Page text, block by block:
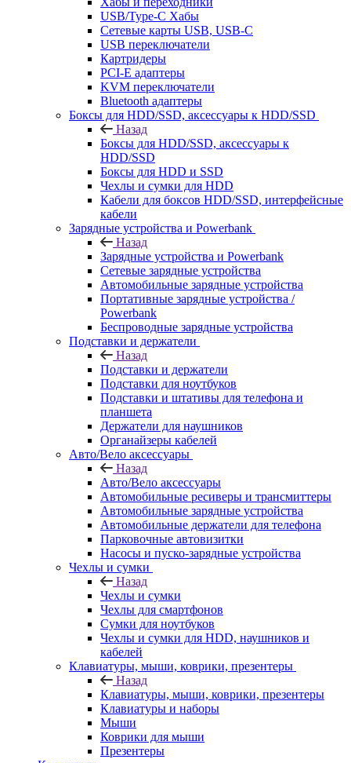
USB/Type-C Хабы
Сетевые карты USB, USB-C
USB переключатели
Картридеры
PCI-E адаптеры
KVM переключатели
Bluetooth адаптеры
Боксы для HDD/SSD, аксессуары к HDD/SSD
Назад
Боксы для HDD/SSD, аксессуары к
HDD/SSD
Боксы для HDD и SSD
Чехлы и сумки для HDD
Кабели для боксов HDD/SSD, интерфейсные
кабели
Зарядные устройства и Powerbank
Назад
Зарядные устройства и Powerbank
Сетевые зарядные устройства
Автомобильные зарядные устройства
Портативные зарядные устройства /
Powerbank
Беспроводные зарядные устройства
Подставки и держатели
Назад
Подставки и держатели
Подставки для ноутбуков
Подставки и штативы для телефона и
планшета
Держатели для наушников
Органайзеры кабелей
Авто/Вело аксессуары
Назад
Авто/Вело аксессуары
Автомобильные ресиверы и трансмиттеры
Автомобильные зарядные устройства
Автомобильные держатели для телефона
Парковочные автовизитки
Насосы и пуско-зарядные устройства
Чехлы и сумки
Назад
Чехлы и сумки
Чехлы для смартфонов
Сумки для ноутбуков
Чехлы и сумки для HDD, наушников и
кабелей
Клавиатуры, мыши, коврики, презентеры
Назад
Клавиатуры, мыши, коврики, презентеры
Клавиатуры и наборы
Мыши
Коврики для мыши
Презентеры